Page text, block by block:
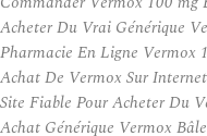
Acheter Du Vrai Générique
Pharmacie En Ligne Vermox
Achat De Vermox Sur Internet
Site Fiable Pour Acheter Du
Achat Générique Vermox Bâle